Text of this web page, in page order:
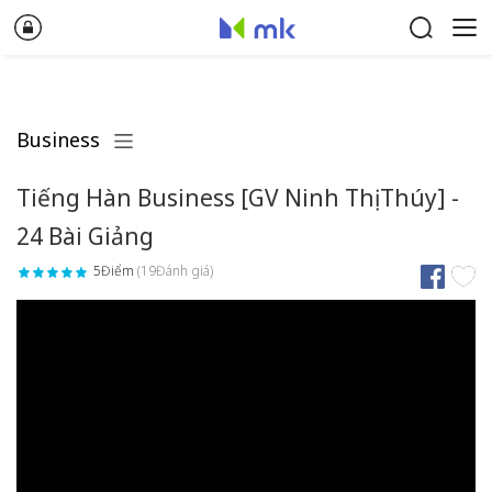
Business
Tiếng Hàn Business [GV Ninh Thị Thúy] -
24 Bài Giảng
5Điểm (19Đánh giá)